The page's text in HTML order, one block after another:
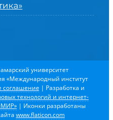
университет
«Международный институт
соглашение | Разработка и
технологий и интернет-
| Иконки разработаны
www.flaticon.com